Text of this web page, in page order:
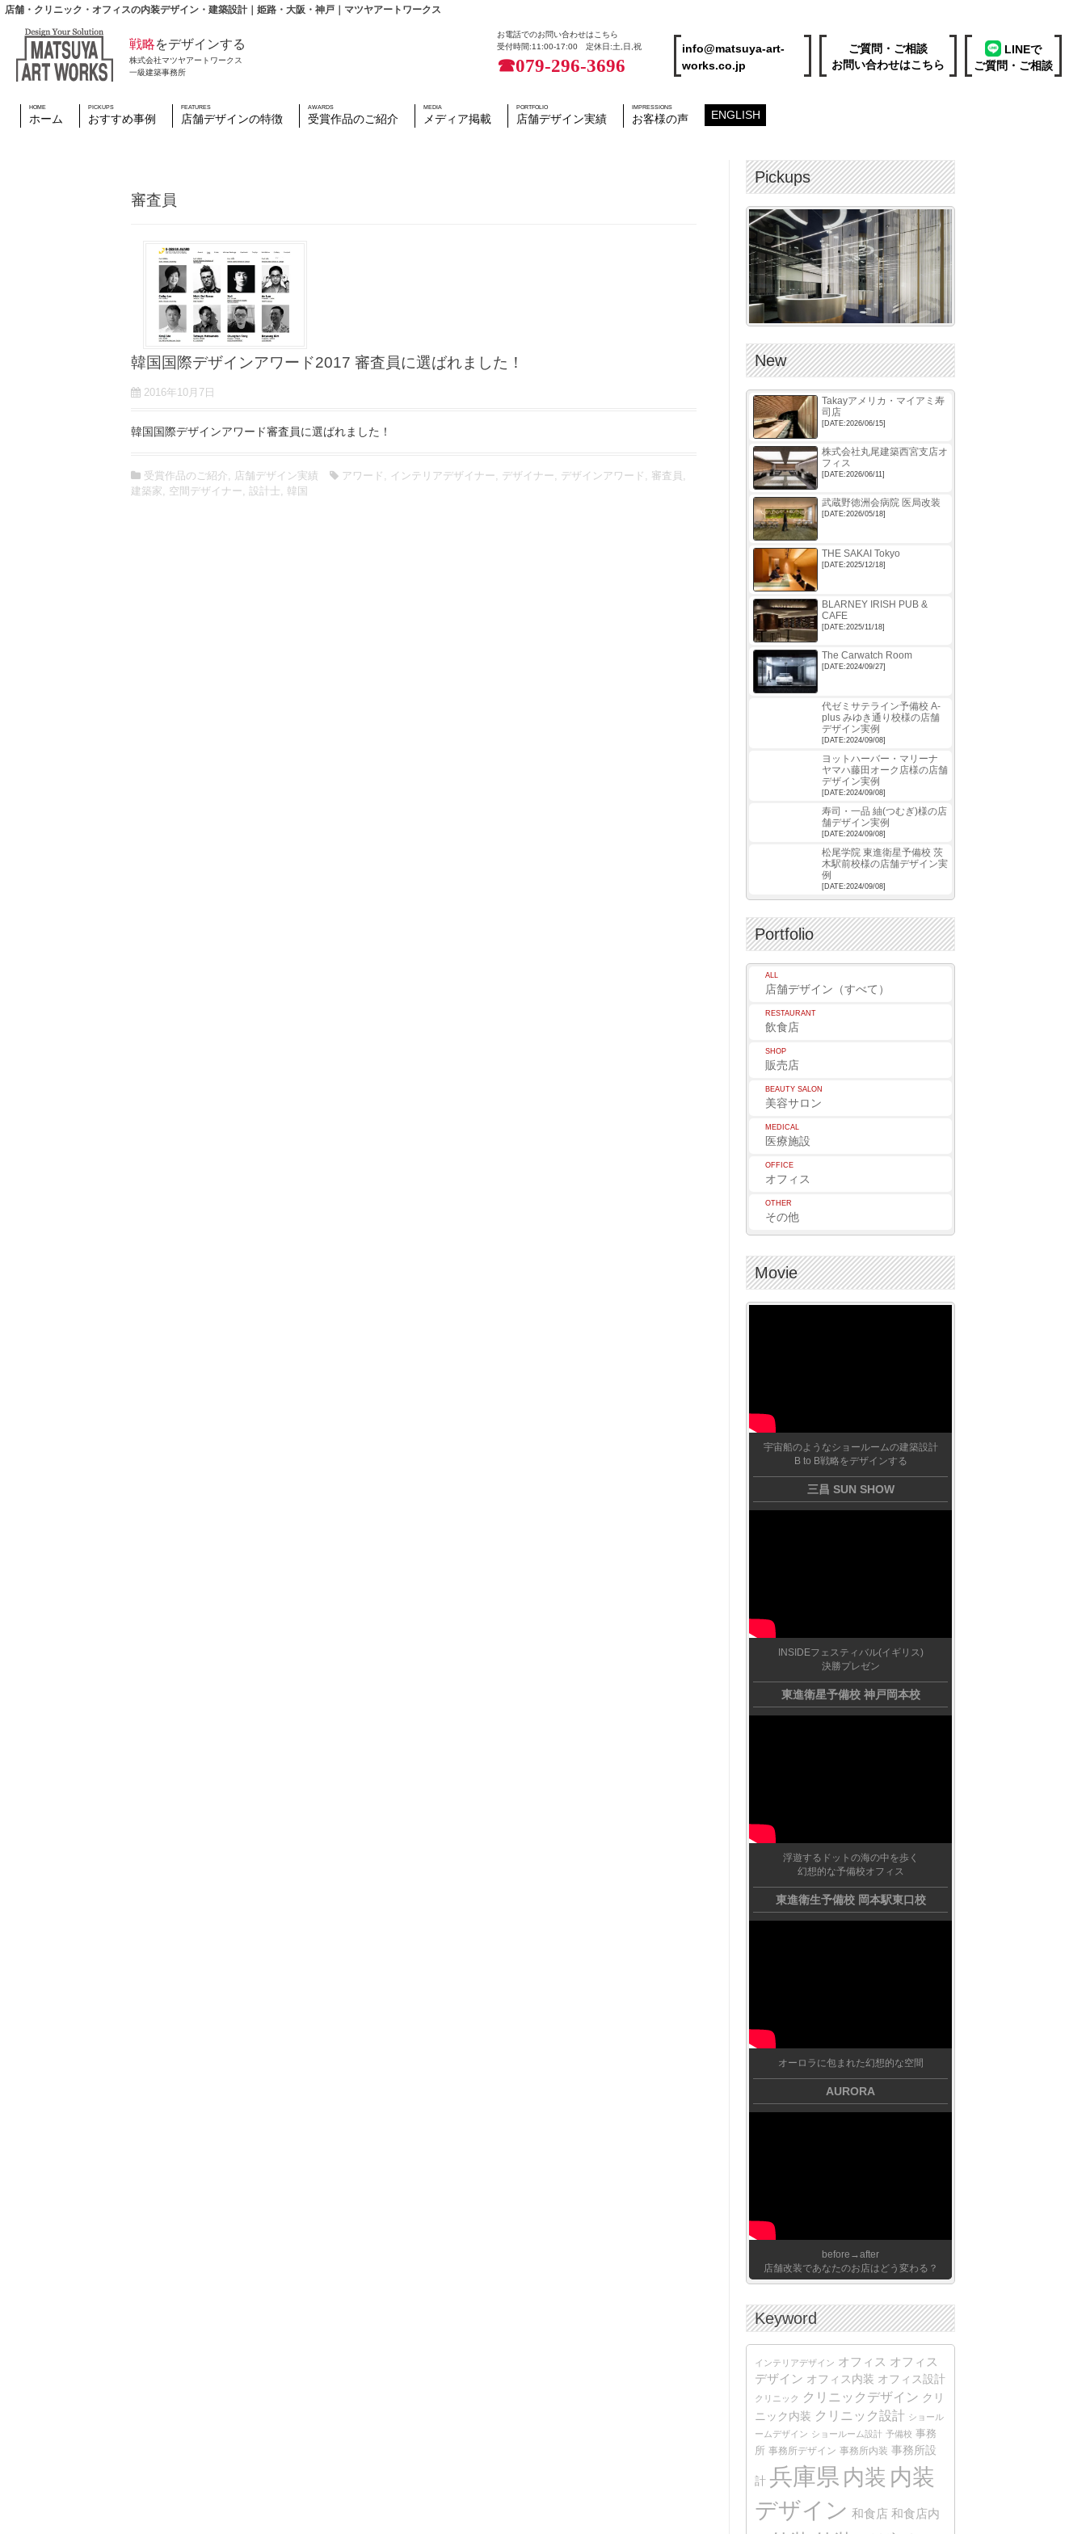
店舗・クリニック・オフィスの内装デザイン・建築設計｜姫路・大阪・神戸｜マツヤアートワークス
戦略をデザインする
株式会社マツヤアートワークス
一級建築事務所
info@matsuya-art-
works.co.jp
ご質問・ご相談
お問い合わせはこちら
LINEで
ご質問・ご相談
お電話でのお問い合わせはこちら
受付時間:11:00-17:00 定休日:土,日,祝
☎079-296-3696
HOME
ホーム
PICKUPS
おすすめ事例
FEATURES
店舗デザインの特徴
AWARDS
受賞作品のご紹介
MEDIA
メディア掲載
PORTFOLIO
店舗デザイン実績
IMPRESSIONS
お客様の声 ENGLISH
審査員
韓国国際デザインアワード2017 審査員に選ばれました！
2016年10月7日
韓国国際デザインアワード審査員に選ばれました！
受賞作品のご紹介 店舗デザイン実績 アワード インテリアデザイナー デザイナー デザインアワード 審査員
建築家
空間デザイナー 設計士 韓国
Pickups
New
Takayアメリカ・マイアミ寿
司店
[DATE:2026/06/15]
株式会社丸尾建築西宮支店オ
フィス
[DATE:2026/06/11]
武蔵野徳洲会病院 医局改装
[DATE:2026/05/18]
THE SAKAI Tokyo
[DATE:2025/12/18]
BLARNEY IRISH PUB &
CAFE
[DATE:2025/11/18]
The Carwatch Room
[DATE:2024/09/27]
代ゼミサテライン予備校 A-
plus みゆき通り校様の店舗
デザイン実例
[DATE:2024/09/08]
ヨットハーバー・マリーナ
ヤマハ藤田オーク店様の店舗
デザイン実例
[DATE:2024/09/08]
寿司・一品 紬(つむぎ)様の店
舗デザイン実例
[DATE:2024/09/08]
松尾学院 東進衛星予備校 茨
木駅前校様の店舗デザイン実
例
[DATE:2024/09/08]
Portfolio
ALL
店舗デザイン（すべて）
RESTAURANT
飲食店
SHOP
販売店
BEAUTY SALON
美容サロン
MEDICAL
医療施設
OFFICE
オフィス
OTHER
その他
Movie
宇宙船のようなショールームの建築設計
B to B戦略をデザインする
三昌 SUN SHOW
INSIDEフェスティバル(イギリス)
決勝プレゼン
東進衛星予備校 神戸岡本校
浮遊するドットの海の中を歩く
幻想的な予備校オフィス
東進衛生予備校 岡本駅東口校
オーロラに包まれた幻想的な空間
AURORA
before→after
店舗改装であなたのお店はどう変わる？
Keyword
インテリアデザイン オフィス オフィス
デザイン オフィス内装 オフィス設計
クリニック クリニックデザイン クリ
ニック内装 クリニック設計 ショール
ームデザイン ショールーム設計 予備校 事務
所 事務所デザイン 事務所内装 事務所設
計 兵庫県 内装 内装
デザイン 和食店 和食店内